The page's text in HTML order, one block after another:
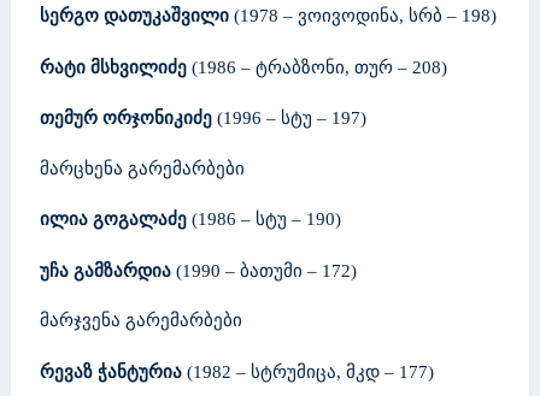
სერგო დათუკაშვილი (1978 – ვოივოდინა, სრბ – 198)
რატი მსხვილიძე (1986 – ტრაბზონი, თურ – 208)
თემურ ორჯონიკიძე (1996 – სტუ – 197)
მარცხენა გარემარბები
ილია გოგალაძე (1986 – სტუ – 190)
უჩა გამზარდია (1990 – ბათუმი – 172)
მარჯვენა გარემარბები
რევაზ ჭანტურია (1982 – სტრუმიცა, მკდ – 177)